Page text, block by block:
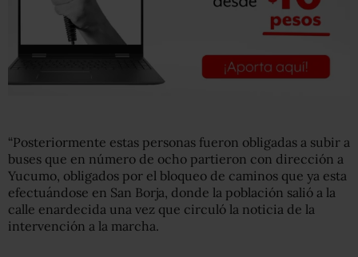
“Posteriormente estas personas fueron obligadas a subir a
buses que en número de ocho partieron con dirección a
Yucumo, obligados por el bloqueo de caminos que ya esta
efectuándose en San Borja, donde la población salió a la
calle enardecida una vez que circuló la noticia de la
intervención a la marcha.